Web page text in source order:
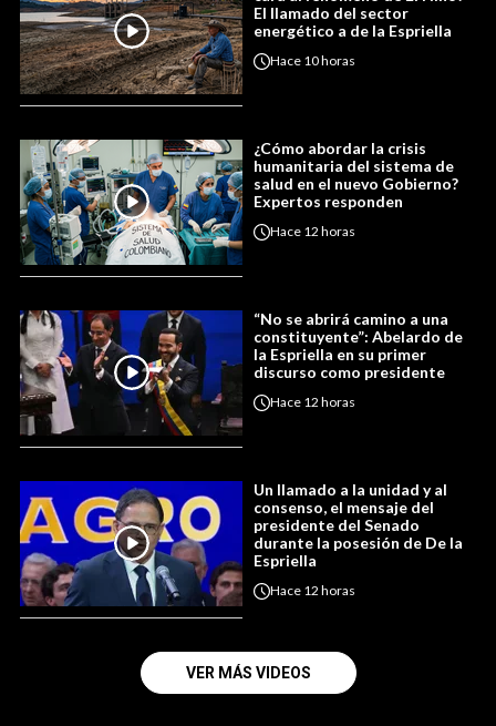
El llamado del sector
energético a de la Espriella
Hace 10 horas
¿Cómo abordar la crisis
humanitaria del sistema de
salud en el nuevo Gobierno?
Expertos responden
Hace 12 horas
“No se abrirá camino a una
constituyente”: Abelardo de
la Espriella en su primer
discurso como presidente
Hace 12 horas
Un llamado a la unidad y al
consenso, el mensaje del
presidente del Senado
durante la posesión de De la
Espriella
Hace 12 horas
VER MÁS VIDEOS